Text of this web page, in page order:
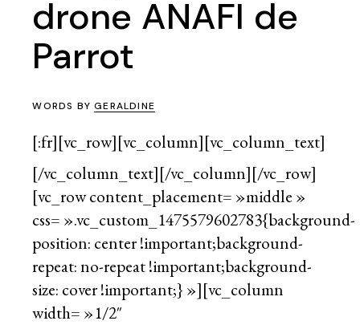
drone ANAFI de
Parrot
WORDS BYGERALDINE
[:fr][vc_row][vc_column][vc_column_text]
[/vc_column_text][/vc_column][/vc_row]
[vc_row content_placement= »middle »
css= ».vc_custom_1475579602783{background-
position: center !important;background-
repeat: no-repeat !important;background-
size: cover !important;} »][vc_column
width= »1/2″